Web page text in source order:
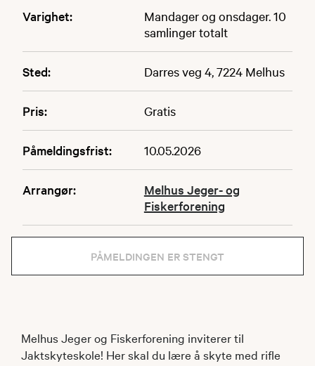
Varighet:
Mandager og onsdager. 10
samlinger totalt
Sted: Darres veg 4, 7224 Melhus
Pris: Gratis
Påmeldingsfrist: 10.05.2026
Arrangør:
Melhus Jeger- og
Fiskerforening
PÅMELDINGEN ER STENGT
Melhus Jeger og Fiskerforening inviterer til
Jaktskyteskole! Her skal du lære å skyte med rifle